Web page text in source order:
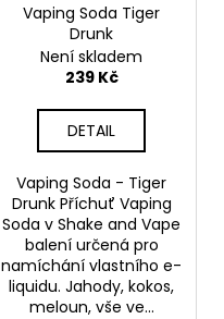
Vaping Soda Tiger
Drunk
Není skladem
239 Kč
DETAIL
Vaping Soda - Tiger
Drunk Příchuť Vaping
Soda v Shake and Vape
balení určená pro
namíchání vlastního e-
liquidu. Jahody, kokos,
meloun, vše ve...